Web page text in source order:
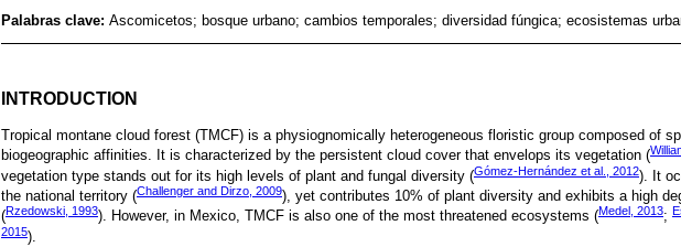
Palabras clave: Ascomicetos; bosque urbano; cambios temporales; diversidad fúngica; ecosistemas
INTRODUCTION
Tropical montane cloud forest (TMCF) is a physiognomically heterogeneous floristic group composed of
biogeographic affinities. It is characterized by the persistent cloud cover that envelops its vegetation (
vegetation type stands out for its high levels of plant and fungal diversity (Gómez-Hernández et al., 2012). It
the national territory (Challenger and Dirzo, 2009), yet contributes 10% of plant diversity and exhibits a high
(Rzedowski, 1993). However, in Mexico, TMCF is also one of the most threatened ecosystems (Medel, 2013;
2015).